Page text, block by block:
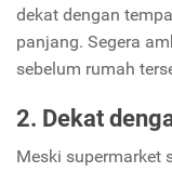
dekat dengan
panjang. Segera
sebelum rumah
2. Dekat
Meski supermarket